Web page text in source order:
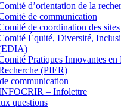
d’orientation de la
de communication
de coordination des sites
Équité, Diversité,
Pratiques Innovantes en
(PIER)
communication
– Infolettre
questions